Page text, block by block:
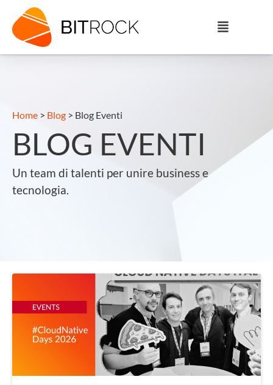
Home > Blog > Blog Eventi
BLOG EVENTI
Un team di talenti per unire business e
tecnologia.